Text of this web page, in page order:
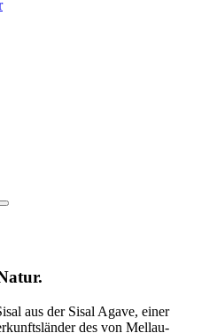
aus der Sisal Agave, einer
des von Mellau-